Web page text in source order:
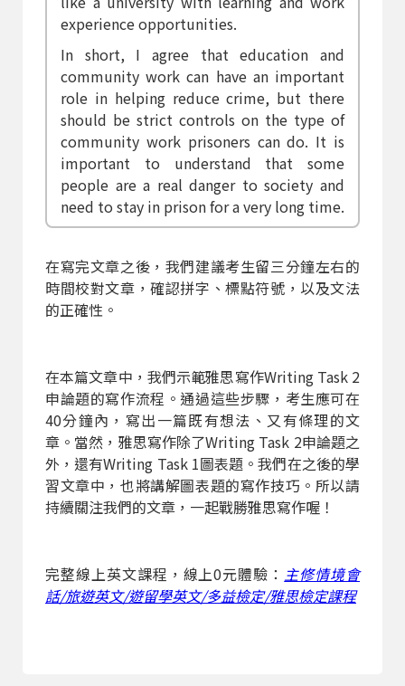
experience opportunities.
In short, I agree that education and
community work can have an important
role in helping reduce crime, but there
should be strict controls on the type of
community work prisoners can do. It is
important to understand that some
people are a real danger to society and
need to stay in prison for a very long time.
在寫完文章之後，我們建議考生留三分鐘左右的
時間校對文章，確認拼字、標點符號，以及文法
的正確性。
在本篇文章中，我們示範雅思寫作Writing Task 2
申論題的寫作流程。通過這些步驟，考生應可在
40分鐘內，寫出一篇既有想法、又有條理的文
章。當然，雅思寫作除了Writing Task 2申論題之
外，還有Writing Task 1圖表題。我們在之後的學
習文章中，也將講解圖表題的寫作技巧。所以請
持續關注我們的文章，一起戰勝雅思寫作喔！
完整線上英文課程，線上0元體驗： 主修情境會
話/旅遊英文/遊留學英文/多益檢定/雅思檢定課程